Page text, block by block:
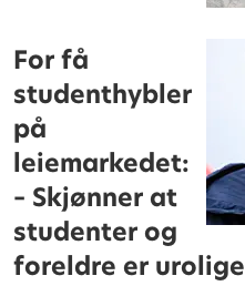
For få
studenthybler
på
leiemarkedet:
– Skjønner at
studenter og
foreldre er urolige